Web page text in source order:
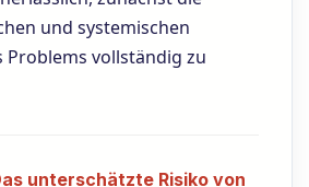
und systemischen
Problems vollständig zu
unterschätzte Risiko von